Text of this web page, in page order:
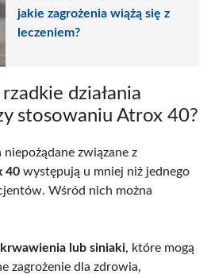
jakie zagrożenia wiążą się z
leczeniem?
działania
stosowaniu Atrox 40?
niepożądane związane z
40 występują u mniej niż jednego
Wśród nich można
lub siniaki, które mogą
zagrożenie dla zdrowia,